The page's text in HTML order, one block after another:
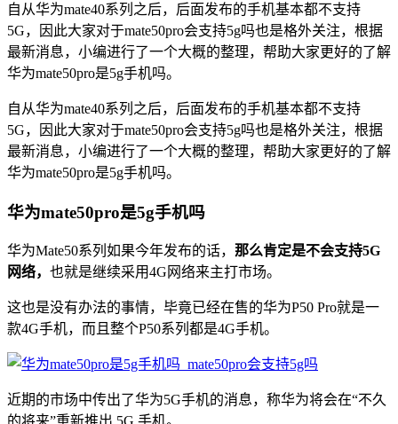
自从华为mate40系列之后，后面发布的手机基本都不支持
5G，因此大家对于mate50pro会支持5g吗也是格外关注，根据
最新消息，小编进行了一个大概的整理，帮助大家更好的了解
华为mate50pro是5g手机吗。
自从华为mate40系列之后，后面发布的手机基本都不支持
5G，因此大家对于mate50pro会支持5g吗也是格外关注，根据
最新消息，小编进行了一个大概的整理，帮助大家更好的了解
华为mate50pro是5g手机吗。
华为mate50pro是5g手机吗
华为Mate50系列如果今年发布的话， 那么肯定是不会支持5G
网络， 也就是继续采用4G网络来主打市场。
这也是没有办法的事情，毕竟已经在售的华为P50 Pro就是一
款4G手机，而且整个P50系列都是4G手机。
近期的市场中传出了华为5G手机的消息，称华为将会在“不久